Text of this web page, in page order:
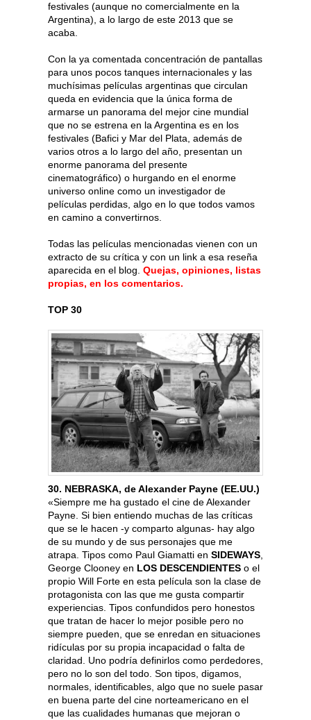
festivales (aunque no comercialmente en la
Argentina), a lo largo de este 2013 que se
acaba.
Con la ya comentada concentración de pantallas
para unos pocos tanques internacionales y las
muchísimas películas argentinas que circulan
queda en evidencia que la única forma de
armarse un panorama del mejor cine mundial
que no se estrena en la Argentina es en los
festivales (Bafici y Mar del Plata, además de
varios otros a lo largo del año, presentan un
enorme panorama del presente
cinematográfico) o hurgando en el enorme
universo online como un investigador de
películas perdidas, algo en lo que todos vamos
en camino a convertirnos.
Todas las películas mencionadas vienen con un
extracto de su crítica y con un link a esa reseña
aparecida en el blog. Quejas, opiniones, listas
propias, en los comentarios.
TOP 30
30. NEBRASKA, de Alexander Payne (EE.UU.)
«Siempre me ha gustado el cine de Alexander
Payne. Si bien entiendo muchas de las críticas
que se le hacen -y comparto algunas- hay algo
de su mundo y de sus personajes que me
atrapa. Tipos como Paul Giamatti en SIDEWAYS
George Clooney en LOS DESCENDIENTES o el
propio Will Forte en esta película son la clase de
protagonista con las que me gusta compartir
experiencias. Tipos confundidos pero honestos
que tratan de hacer lo mejor posible pero no
siempre pueden, que se enredan en situaciones
ridículas por su propia incapacidad o falta de
claridad. Uno podría definirlos como perdedores,
pero no lo son del todo. Son tipos, digamos,
normales, identificables, algo que no suele pasar
en buena parte del cine norteamericano en el
que las cualidades humanas que mejoran o